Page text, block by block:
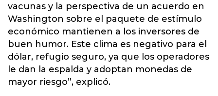
vacunas y la perspectiva de un acuerdo en
Washington sobre el paquete de estímulo
económico mantienen a los inversores de
buen humor. Este clima es negativo para el
dólar, refugio seguro, ya que los operadores
le dan la espalda y adoptan monedas de
mayor riesgo”, explicó.